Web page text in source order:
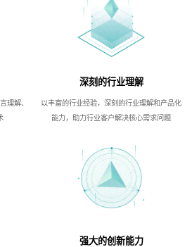
理解、
深刻的行业理解
以丰富的行业经验，深刻的行业理解和产品化
能力，助力行业客户解决核心需求问题
强大的创新能力